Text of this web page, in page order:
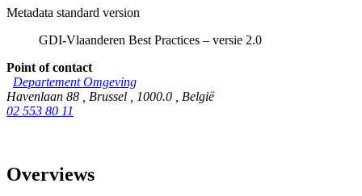
Metadata standard version
GDI-Vlaanderen Best Practices – versie 2.0
Point of contact
Departement Omgeving
Havenlaan 88
Brussel 1000.0
België
02 553 80 11
Overviews